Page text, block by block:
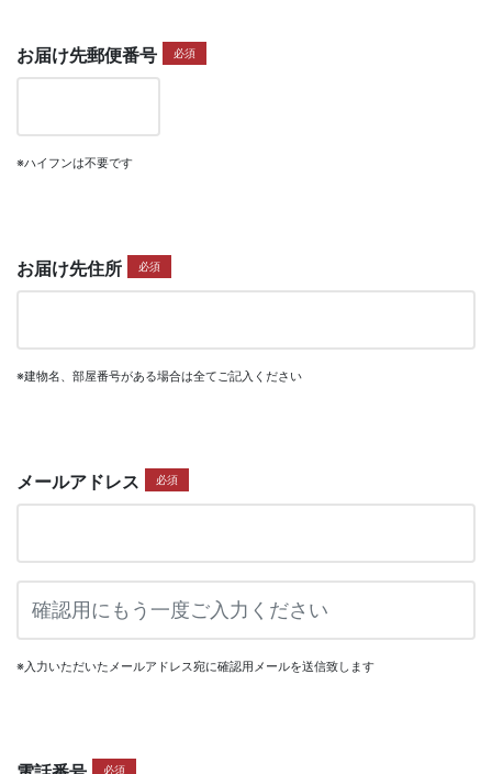
お届け先郵便番号 必須
※ハイフンは不要です
お届け先住所 必須
※建物名、部屋番号がある場合は全てご記入ください
メールアドレス 必須
※入力いただいたメールアドレス宛に確認用メールを送信致します
必須